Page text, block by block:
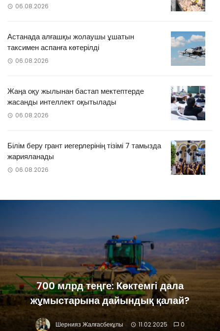
06.08.2026
Астанада алғашқы жолаушы ұшатын
таксимен аспанға көтерілді
06.08.2026
Жаңа оқу жылынан бастап мектептерде
жасанды интеллект оқытылады
06.08.2026
Білім беру грант иегерлерінің тізімі 7 тамызда
жарияланады
06.08.2026
700 млрд теңге: Көктемгі дала
жұмыстарына дайындық қалай?
Шернияз Жалғасбекұлы 11.02.2025 0